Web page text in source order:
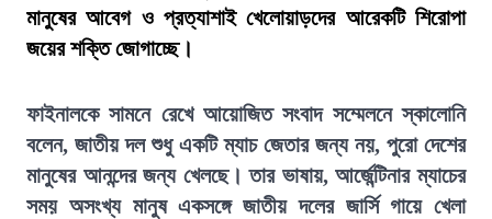
মানুষের আবেগ ও প্রত্যাশাই খেলোয়াড়দের আরেকটি শিরোপা
জয়ের শক্তি জোগাচ্ছে।
ফাইনালকে সামনে রেখে আয়োজিত সংবাদ সম্মেলনে স্কালোনি
বলেন, জাতীয় দল শুধু একটি ম্যাচ জেতার জন্য নয়, পুরো দেশের
মানুষের আনন্দের জন্য খেলছে। তার ভাষায়, আর্জেন্টিনার ম্যাচের
সময় অসংখ্য মানুষ একসঙ্গে জাতীয় দলের জার্সি গায়ে খেলা